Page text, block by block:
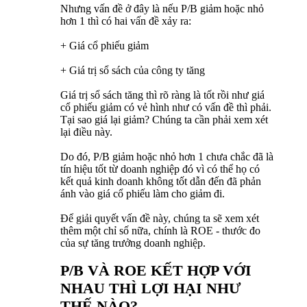
Nhưng vấn đề ở đây là nếu P/B giảm hoặc nhỏ
hơn 1 thì có hai vấn đề xảy ra:
+ Giá cổ phiếu giảm
+ Giá trị sổ sách của công ty tăng
Giá trị sổ sách tăng thì rõ ràng là tốt rồi như giá
cổ phiếu giảm có vẻ hình như có vấn đề thì phải.
Tại sao giá lại giảm? Chúng ta cần phải xem xét
lại điều này.
Do đó, P/B giảm hoặc nhỏ hơn 1 chưa chắc đã là
tín hiệu tốt từ doanh nghiệp đó vì có thể họ có
kết quả kinh doanh không tốt dẫn đến đã phản
ánh vào giá cổ phiếu làm cho giảm đi.
Để giải quyết vấn đề này, chúng ta sẽ xem xét
thêm một chỉ số nữa, chính là ROE - thước đo
của sự tăng trưởng doanh nghiệp.
P/B VÀ ROE KẾT HỢP VỚI
NHAU THÌ LỢI HẠI NHƯ